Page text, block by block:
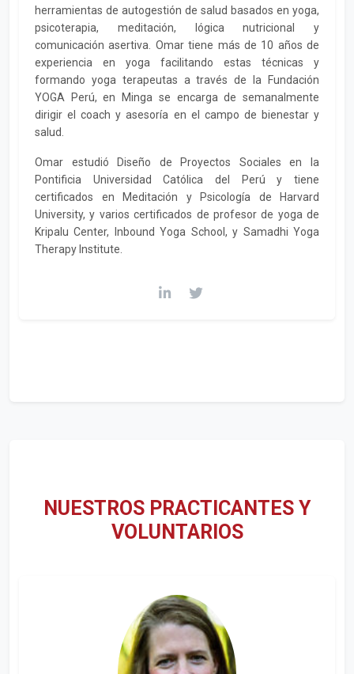
herramientas de autogestión de salud basados en yoga,
psicoterapia, meditación, lógica nutricional y
comunicación asertiva. Omar tiene más de 10 años de
experiencia en yoga facilitando estas técnicas y
formando yoga terapeutas a través de la Fundación
YOGA Perú, en Minga se encarga de semanalmente
dirigir el coach y asesoría en el campo de bienestar y
salud.
Omar estudió Diseño de Proyectos Sociales en la
Pontificia Universidad Católica del Perú y tiene
certificados en Meditación y Psicología de Harvard
University, y varios certificados de profesor de yoga de
Kripalu Center, Inbound Yoga School, y Samadhi Yoga
Therapy Institute.
NUESTROS PRACTICANTES Y
VOLUNTARIOS